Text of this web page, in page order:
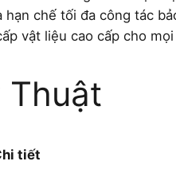
hạn chế tối đa công tác
vật liệu cao cấp cho
Thuật
tiết